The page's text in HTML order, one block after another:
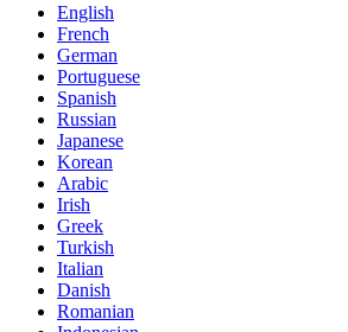
English
French
German
Portuguese
Spanish
Russian
Japanese
Korean
Arabic
Irish
Greek
Turkish
Italian
Danish
Romanian